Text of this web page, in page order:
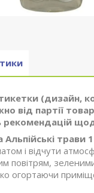
(дизайн,
від партії
трави
і відчути
повітрям,
огортаючи